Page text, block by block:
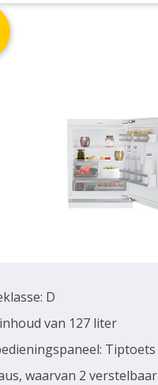
D
van 127 liter
Tiptoets
waarvan 2 verstelbaar